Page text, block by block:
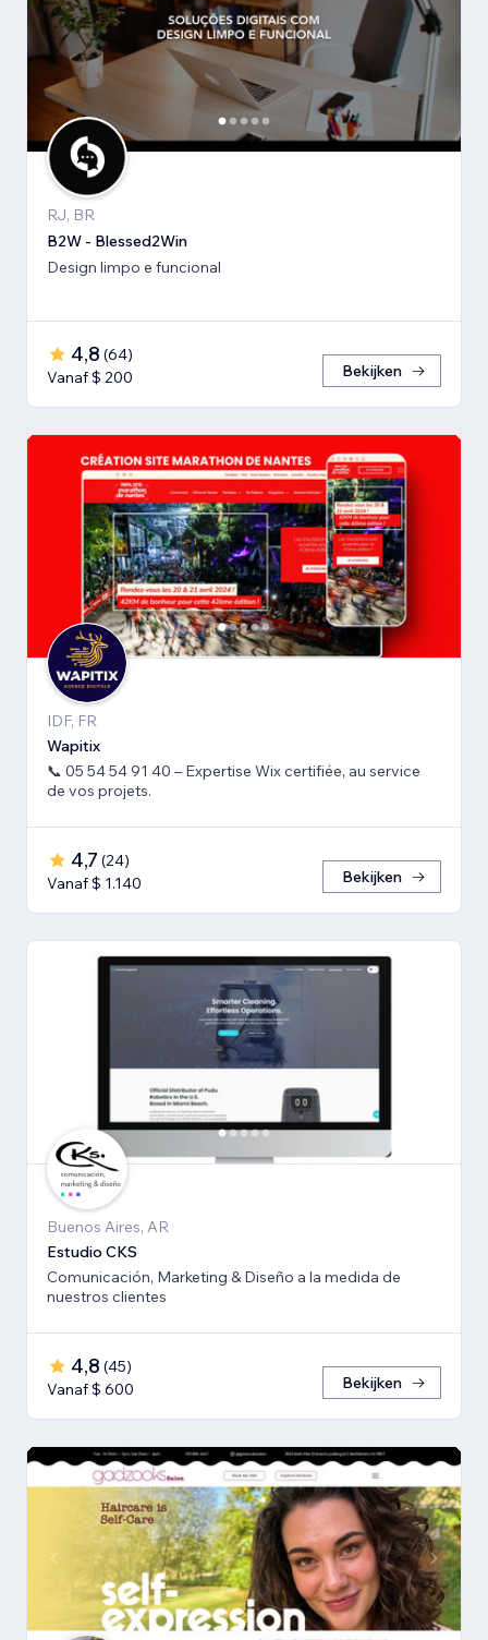
RJ, BR
B2W - Blessed2Win
Design limpo e funcional
4,8 (64)
Vanaf $ 200
Bekijken
IDF, FR
Wapitix
📞 05 54 54 91 40 – Expertise Wix certifiée, au service
de vos projets.
4,7 (24)
Vanaf $ 1.140
Bekijken
Buenos Aires, AR
Estudio CKS
Comunicación, Marketing & Diseño a la medida de
nuestros clientes
4,8 (45)
Vanaf $ 600
Bekijken